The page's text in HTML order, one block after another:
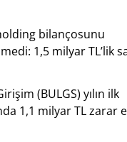
bilançosunu
1,5 milyar TL’lik
(BULGS) yılın ilk
1,1 milyar TL zarar